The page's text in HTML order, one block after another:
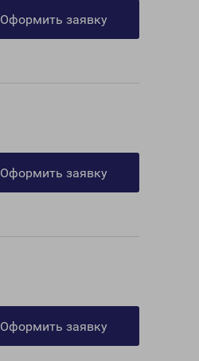
Оформить заявку
Оформить заявку
Оформить заявку